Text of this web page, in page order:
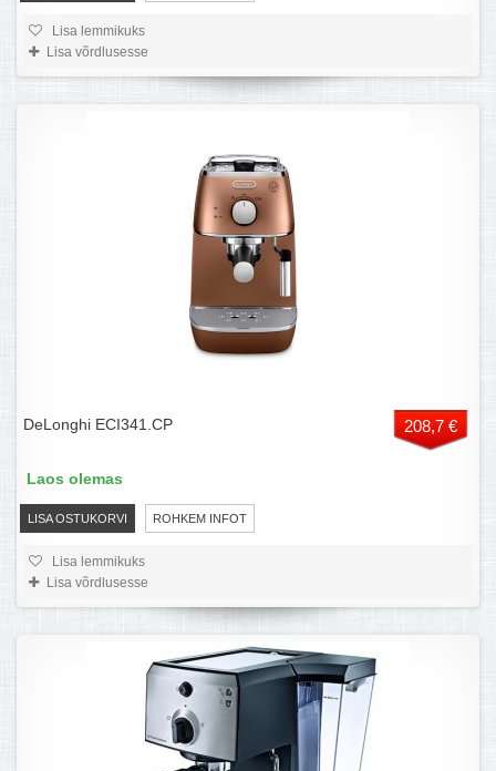
Lisa lemmikuks
Lisa võrdlusesse
DeLonghi ECI341.CP 208,7 €
LISA OSTUKORVI ROHKEM INFOT
Laos olemas
Lisa lemmikuks
Lisa võrdlusesse